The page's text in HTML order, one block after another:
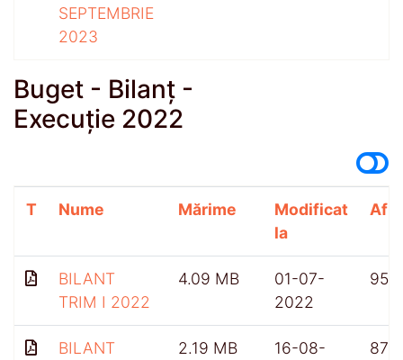
SEPTEMBRIE
2023
Buget - Bilanț -
Execuție 2022
T Nume Mărime
Modificat
la
BILANT
TRIM I 2022
4.09 MB
01-07-
2022
955
BILANT
2.19 MB
16-08-
874